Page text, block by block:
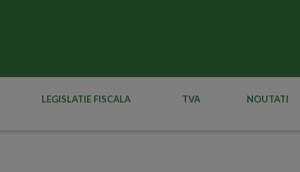
LEGISLATIE FISCALA TVA NOUTATI